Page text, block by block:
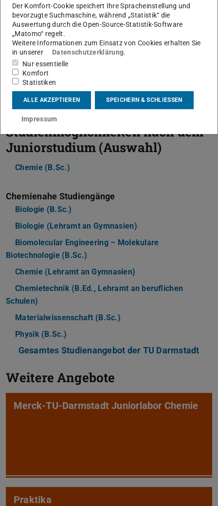
Podcast und Erfahrungsberichte zum Juniorstudium
Ein Erfahrungsbericht aus dem Chemiestudium
Praktika für Schüler:innen
Onlinehilfe zur Studienwahl: Chemie
Onlinehilfe zur Studienwahl: Biomolecular
Engineering – Molekulare Biotechnologie
Studienmöglichkeiten nach dem
Juniorstudium (Auswahl)
Chemie (B.Sc.)
Chemienahe Studiengänge
Biologie (B.Sc.)
Biologie (Lehramt an Gymnasien)
Biomolecular Engineering – Molekulare
Biotechnologie (B.Sc.)
Chemie (Lehramt an Gymnasien)
Chemietechnik (B.Ed., Lehramt an beruflichen
Schulen)
Materialwissenschaft (B.Sc.)
Physik (B.Sc.)
Gesamtes Studienangebot der TU Darmstadt
Weitere Angebote
Merck-TU-Darmstadt Juniorlabor Chemie
Praktika
Der Komfort-Cookie speichert Ihre Spracheinstellung und
bevorzugte Suchmaschine, während „Statistik“ die
Auswertung durch die Open-Source-Statistik-Software
„Matomo“ regelt.
Weitere Informationen zum Einsatz von Cookies erhalten Sie
in unserer
Datenschutzerklärung.
Nur essentielle
Komfort
Statistiken
ALLE AKZEPTIEREN SPEICHERN & SCHLIESSEN
Impressum